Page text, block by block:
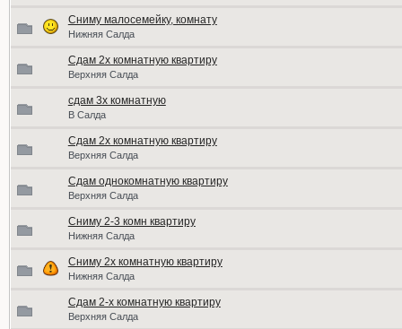
Сниму малосемейку, комнату
Нижняя Салда
Сдам 2х комнатную квартиру
Верхняя Салда
сдам 3х комнатную
В Салда
Сдам 2х комнатную квартиру
Верхняя Салда
Сдам однокомнатную квартиру
Верхняя Салда
Сниму 2-3 комн квартиру
Нижняя Салда
Сниму 2х комнатную квартиру
Нижняя Салда
Сдам 2-х комнатную квартиру
Верхняя Салда